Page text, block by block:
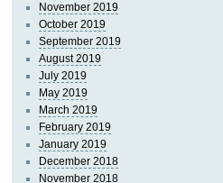
November 2019
October 2019
September 2019
August 2019
July 2019
May 2019
March 2019
February 2019
January 2019
December 2018
November 2018